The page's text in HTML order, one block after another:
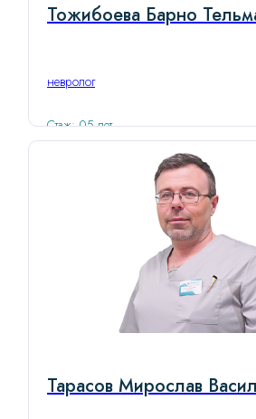
Тожибоева Барно
невролог
Стаж: 05 лет
Тарасов Мирослав